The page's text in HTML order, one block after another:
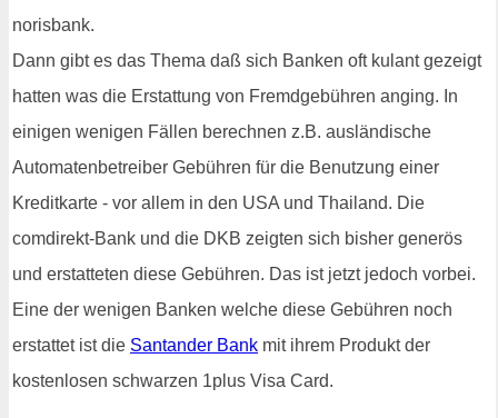
norisbank.
Dann gibt es das Thema daß sich Banken oft kulant gezeigt
hatten was die Erstattung von Fremdgebühren anging. In
einigen wenigen Fällen berechnen z.B. ausländische
Automatenbetreiber Gebühren für die Benutzung einer
Kreditkarte - vor allem in den USA und Thailand. Die
comdirekt-Bank und die DKB zeigten sich bisher generös
und erstatteten diese Gebühren. Das ist jetzt jedoch vorbei.
Eine der wenigen Banken welche diese Gebühren noch
erstattet ist die Santander Bank mit ihrem Produkt der
kostenlosen schwarzen 1plus Visa Card.